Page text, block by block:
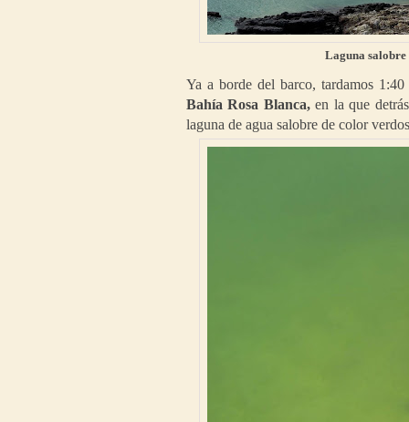
Laguna salobre
Ya a borde del barco, tardamos
Bahía Rosa Blanca,en la que
laguna de agua salobre de color